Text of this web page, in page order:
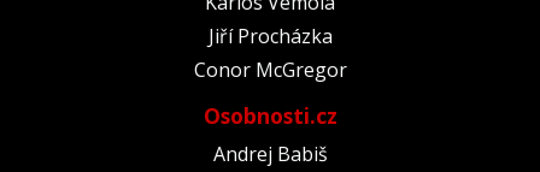
Jiří Procházka
Conor McGregor
Osobnosti.cz
Andrej Babiš